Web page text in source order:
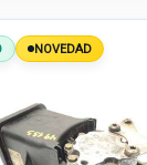
NOVEDAD